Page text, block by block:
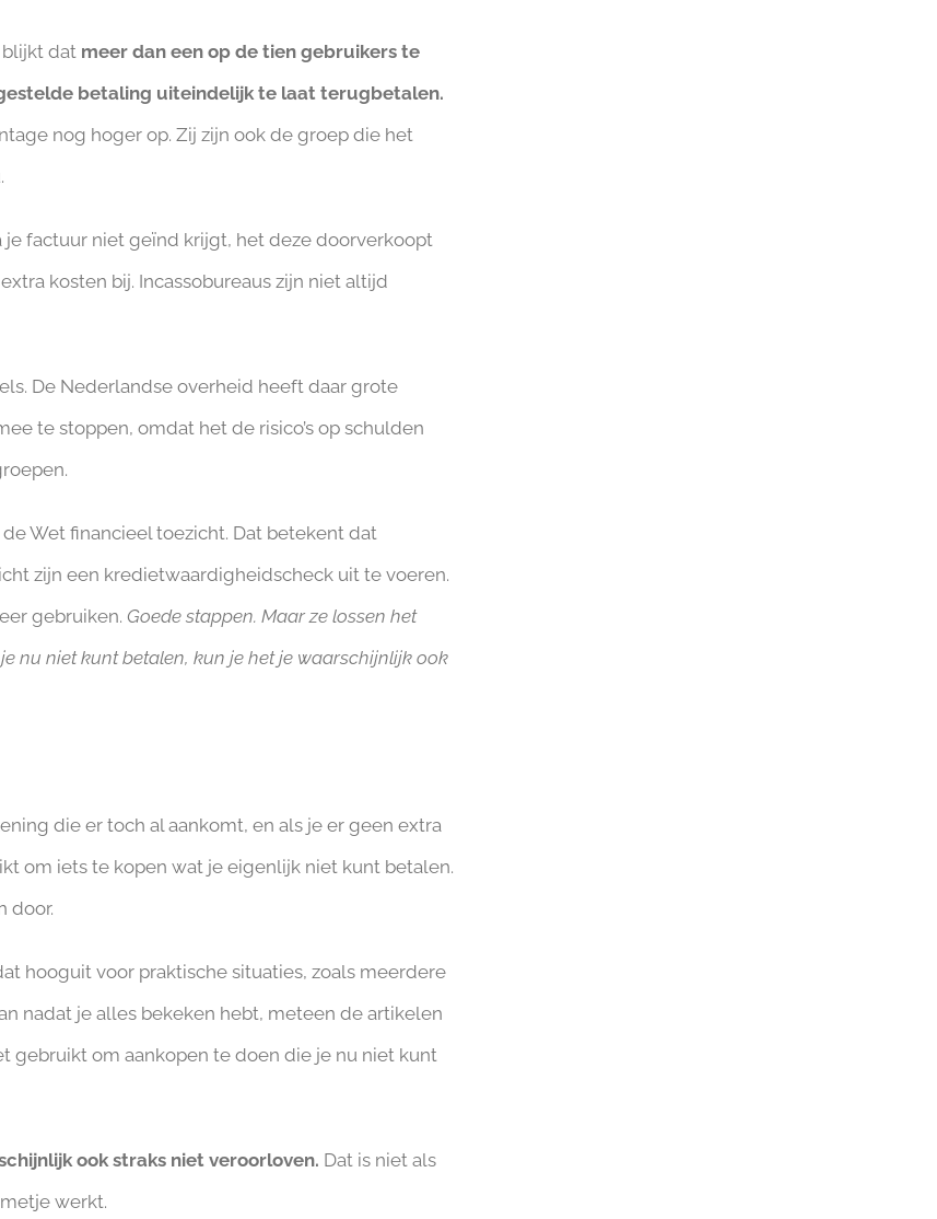
blijkt dat meer dan een op de tien gebruikers te
betaling uiteindelijk te laat terugbetalen.
nog hoger op. Zij zijn ook de groep die het
factuur niet geïnd krijgt, het deze doorverkoopt
kosten bij. Incassobureaus zijn niet altijd
De Nederlandse overheid heeft daar grote
te stoppen, omdat het de risico’s op schulden
Wet financieel toezicht. Dat betekent dat
zijn een kredietwaardigheidscheck uit te voeren.
gebruiken. Goede stappen. Maar ze lossen het
nu niet kunt betalen, kun je het je waarschijnlijk ook
die er toch al aankomt, en als je er geen extra
om iets te kopen wat je eigenlijk niet kunt betalen.
door.
hooguit voor praktische situaties, zoals meerdere
nadat je alles bekeken hebt, meteen de artikelen
gebruikt om aankopen te doen die je nu niet kunt
ook straks niet veroorloven. Dat is niet als
werkt.